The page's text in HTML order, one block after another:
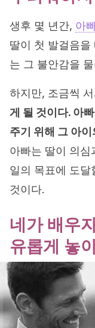
생후 몇 년간, 아
딸이 첫 발걸음
는 그 불안감을
하지만, 조금씩 서
게 될 것이다. 아
주기 위해 그 아
아빠는 딸이 의심
일의 목표에 도달
것이다.
네가 배우
유롭게 놓